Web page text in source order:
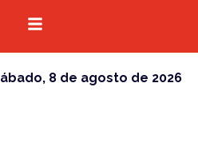
sábado, 8 de agosto de 2026